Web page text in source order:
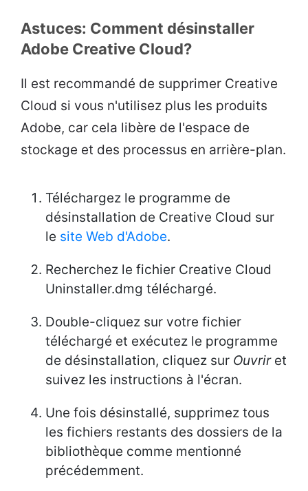
Astuces: Comment désinstaller
Adobe Creative Cloud?
Il est recommandé de supprimer Creative
Cloud si vous n'utilisez plus les produits
Adobe, car cela libère de l'espace de
stockage et des processus en arrière-plan.
Téléchargez le programme de
désinstallation de Creative Cloud sur
le site Web d'Adobe.
Recherchez le fichier Creative Cloud
Uninstaller.dmg téléchargé.
Double-cliquez sur votre fichier
téléchargé et exécutez le programme
de désinstallation, cliquez sur Ouvriret
suivez les instructions à l'écran.
Une fois désinstallé, supprimez tous
les fichiers restants des dossiers de la
bibliothèque comme mentionné
précédemment.